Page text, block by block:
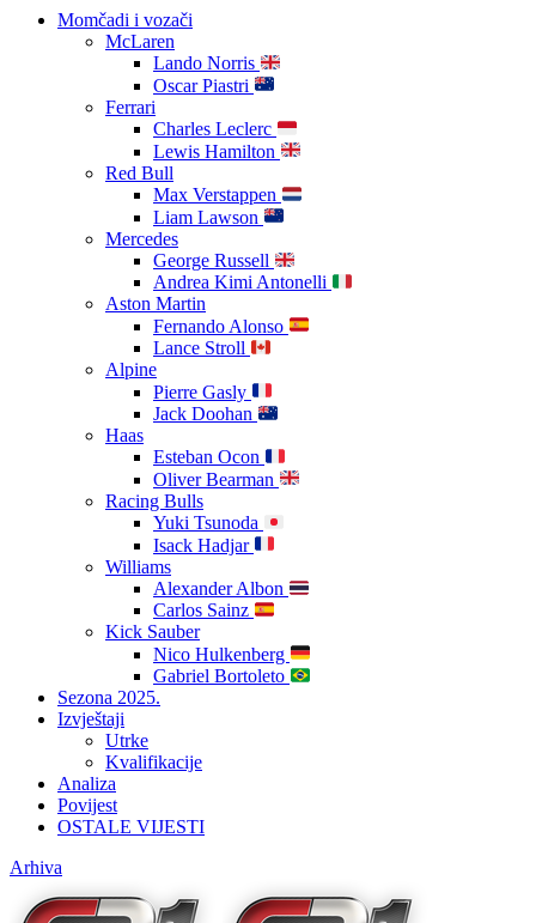
Momčadi i vozači
McLaren
Lando Norris
Oscar Piastri
Ferrari
Charles Leclerc
Lewis Hamilton
Red Bull
Max Verstappen
Liam Lawson
Mercedes
George Russell
Andrea Kimi Antonelli
Aston Martin
Fernando Alonso
Lance Stroll
Alpine
Pierre Gasly
Jack Doohan
Haas
Esteban Ocon
Oliver Bearman
Racing Bulls
Yuki Tsunoda
Isack Hadjar
Williams
Alexander Albon
Carlos Sainz
Kick Sauber
Nico Hulkenberg
Gabriel Bortoleto
Sezona 2025.
Izvještaji
Utrke
Kvalifikacije
Analiza
Povijest
OSTALE VIJESTI
Arhiva